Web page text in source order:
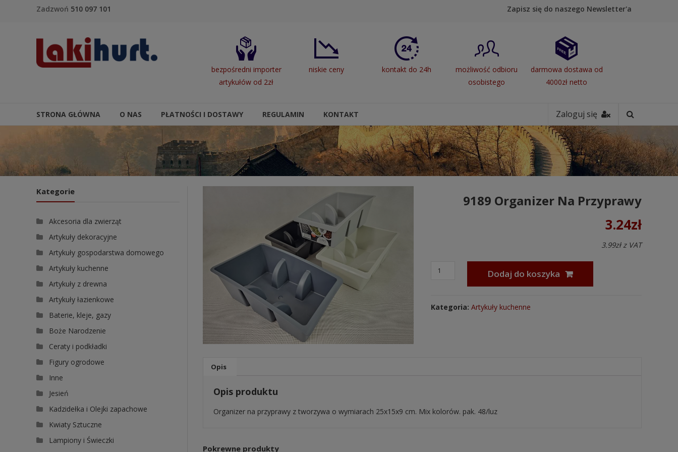
Skip to contentZadzwoń 510 097 101 Zapisz się do naszego Newsletter'a
LakiHurt
bezpośredni importer
artykułów od 2zł
niskie ceny kontakt do 24h
możliwość odbioru
osobistego
darmowa dostawa od
4000zł netto
Zaloguj się
STRONA GŁÓWNA O NAS PŁATNOŚCI I DOSTAWY REGULAMIN KONTAKT
9189 Organizer Na Przyprawy
3.24zł
3.99złz VAT
Dodaj do koszyka
Kategoria:Artykuły kuchenne
Opis
Opis produktu
Organizer na przyprawy z tworzywa o wymiarach 25x15x9 cm. Mix kolorów. pak. 48/luz
Pokrewne produkty
Kategorie
Akcesoria dla zwierząt
Artykuły dekoracyjne
Artykuły gospodarstwa domowego
Artykuły kuchenne
Artykuły z drewna
Artykuły łazienkowe
Baterie, kleje, gazy
Boże Narodzenie
Ceraty i podkładki
Figury ogrodowe
Inne
Jesień
Kadzidełka i Olejki zapachowe
Kwiaty Sztuczne
Lampiony i Świeczki